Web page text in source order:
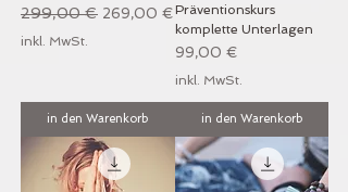
Standardpreis
299,00 € Sale-Preis
269,00 €
inkl. MwSt.
in den Warenkorb
Präventionskurs
komplette Unterlagen
Preis
99,00 €
inkl. MwSt.
in den Warenkorb